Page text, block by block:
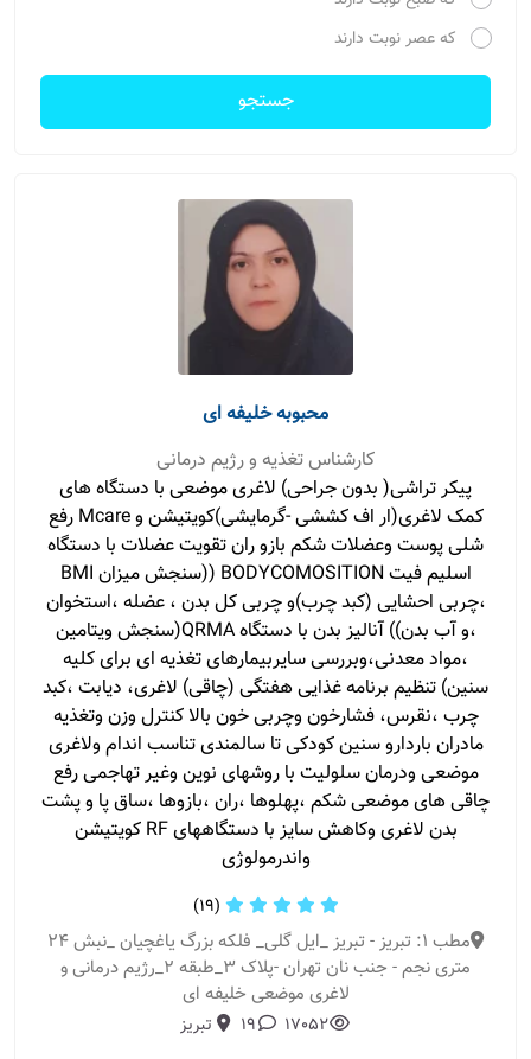
که عصر نوبت دارند
جستجو
محبوبه خلیفه ای
کارشناس تغذیه و رژیم درمانی
پیکر تراشی( بدون جراحی) لاغری موضعی با دستگاه های
کمک لاغری(ار اف کششی -گرمایشی)کویتیشن و Mcare رفع
شلی پوست وعضلات شکم بازو ران تقویت عضلات با دستگاه
اسلیم فیت BODYCOMOSITION ((سنجش میزان BMI
،چربی احشایی (کبد چرب)و چربی کل بدن ، عضله ،استخوان
،و آب بدن)) آنالیز بدن با دستگاه QRMA(سنجش ویتامین
،مواد معدنی،وبررسی سایربیمارهای تغذیه ای برای کلیه
سنین) تنظیم برنامه غذایی هفتگی (چاقی) لاغری، دیابت ،کبد
چرب ،نقرس، فشارخون وچربی خون بالا کنترل وزن وتغذیه
مادران باردارو سنین کودکی تا سالمندی تناسب اندام ولاغری
موضعی ودرمان سلولیت با روشهای نوین وغیر تهاجمی رفع
چاقی های موضعی شکم ،پهلوها ،ران ،بازوها ،ساق پا و پشت
بدن لاغری وکاهش سایز با دستگاههای RF کویتیشن
واندرمولوژی
(19)
مطب 1: تبریز - تبریز _ایل گلی_ فلکه بزرگ یاغچیان _نبش ۲۴
متری نجم - جنب نان تهران -پلاک ۳_طبقه ۲_رژیم درمانی و
لاغری موضعی خلیفه ای
17052
19 تبریز